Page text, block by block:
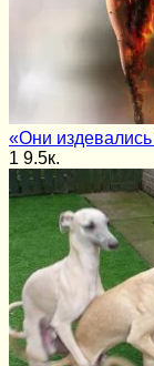
«Они
1 9.5к.